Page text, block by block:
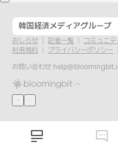
韓国経済メディアグループ
おしらせ 記者一覧
コミュニ
利用規約
プライバシーポリシー
お問い合わせ